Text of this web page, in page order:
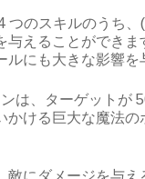
つのスキルのうち
与えることができ
にも大きな影響を
は、ターゲットが
かける巨大な魔法
にダメージを与